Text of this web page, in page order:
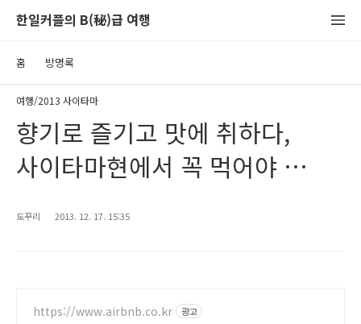
한일커플의 B(秘)급 여행
홈 방명록
여행/2013 사이타마
향기로 즐기고 맛에 취하다,
사이타마현에서 꼭 먹어야 할
도꾸리 2013. 12. 17. 15:35
https://www.airbnb.co.kr 광고